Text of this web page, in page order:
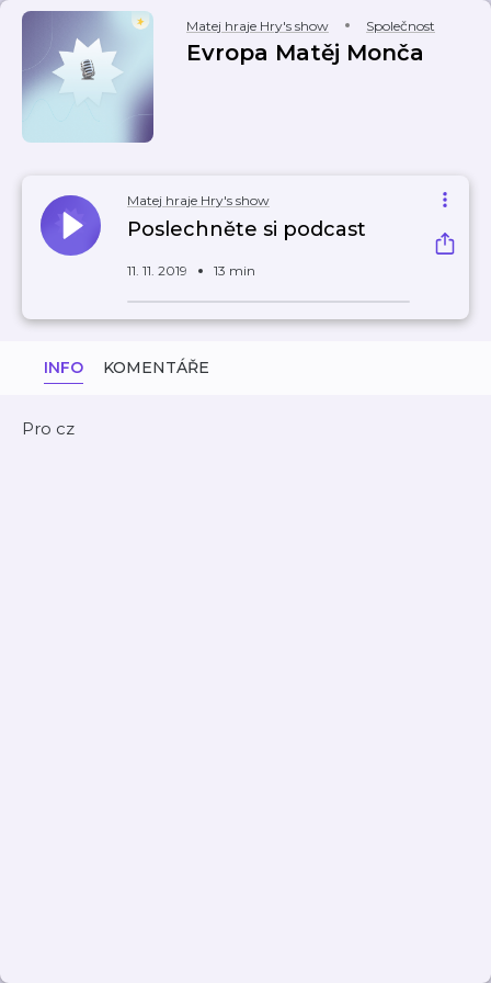
Matej hraje Hry's show Společnost
Evropa Matěj Monča
Matej hraje Hry's show
Poslechněte si podcast
11. 11. 2019 13 min
INFO KOMENTÁŘE
Pro cz